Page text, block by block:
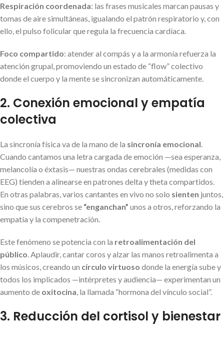
Respiración coordenada: las frases musicales marcan pausas y
tomas de aire simultáneas, igualando el patrón respiratorio y, con
ello, el pulso folicular que regula la frecuencia cardíaca.
Foco compartido: atender al compás y a la armonía refuerza la
atención grupal, promoviendo un estado de “flow” colectivo
donde el cuerpo y la mente se sincronizan automáticamente.
2. Conexión emocional y empatía
colectiva
La sincronía física va de la mano de la sincronía emocional
Cuando cantamos una letra cargada de emoción —sea esperanza,
melancolía o éxtasis— nuestras ondas cerebrales (medidas con
EEG) tienden a alinearse en patrones delta y theta compartidos.
En otras palabras, varios cantantes en vivo no solo sienten juntos,
sino que sus cerebros se “enganchan” unos a otros, reforzando la
empatía y la compenetración.
Este fenómeno se potencia con la retroalimentación del
público . Aplaudir, cantar coros y alzar las manos retroalimenta a
los músicos, creando un círculo virtuoso donde la energía sube y
todos los implicados —intérpretes y audiencia— experimentan un
aumento de oxitocina , la llamada “hormona del vínculo social”.
3. Reducción del cortisol y bienestar